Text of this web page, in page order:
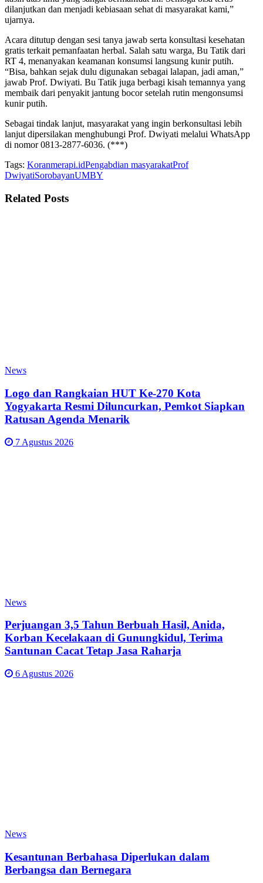
dilanjutkan dan menjadi kebiasaan sehat di masyarakat kami,”
ujarnya.
Acara ditutup dengan sesi tanya jawab serta konsultasi kesehatan
gratis terkait pemanfaatan herbal. Salah satu warga, Bu Tatik dari
RT 4, menanyakan keamanan konsumsi langsung kunir putih.
“Bisa, bahkan sejak dulu digunakan sebagai lalapan, jadi aman,”
jawab Prof. Dwiyati. Bu Tatik juga berbagi kisah temannya yang
membaik dari penyakit jantung bocor setelah rutin mengonsumsi
kunir putih.
Sebagai tindak lanjut, masyarakat yang ingin berkonsultasi lebih
lanjut dipersilakan menghubungi Prof. Dwiyati melalui WhatsApp
di nomor 0813-2877-6036. (***)
Tags: Koranmerapi.idPengabdian masyarakatProf
DwiyatiSorobayanUMBY
Related Posts
News
Logo dan Rangkaian HUT Ke-270 Kota
Yogyakarta Resmi Diluncurkan, Pemkot Siapkan
Ratusan Agenda Menarik
7 Agustus 2026
News
Perjuangan 3,5 Tahun Berbuah Hasil, Anida,
Korban Kecelakaan di Gunungkidul, Terima
Santunan Cacat Tetap Jasa Raharja
6 Agustus 2026
News
Kesantunan Berbahasa Diperlukan dalam
Berbangsa dan Bernegara